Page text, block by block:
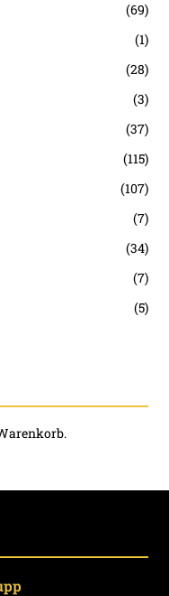
(69)
(1)
(28)
(3)
(37)
(115)
(107)
(7)
(34)
(7)
(5)